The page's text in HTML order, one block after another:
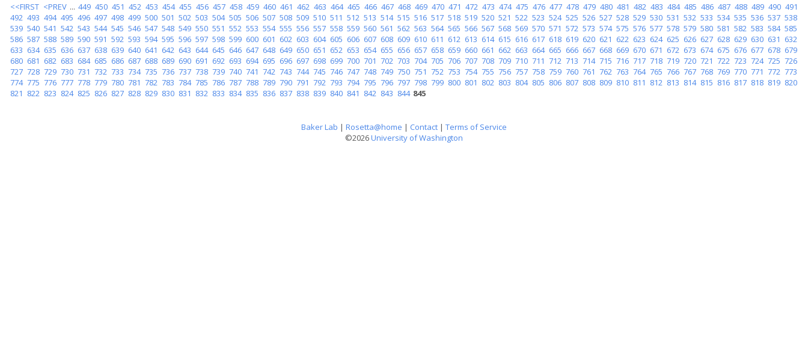
<<FIRST <PREV ... 449 450 451 452 453 454 455 456 457 458 459 460 461 462 463 464 465 466 467 468 469 470 471 472 473 474 475 476 477 478 479 480 481 482 483 484 485 486 487 488 489 490 491
492 493 494 495 496 497 498 499 500 501 502 503 504 505 506 507 508 509 510 511 512 513 514 515 516 517 518 519 520 521 522 523 524 525 526 527 528 529 530 531 532 533 534 535 536 537 538
539 540 541 542 543 544 545 546 547 548 549 550 551 552 553 554 555 556 557 558 559 560 561 562 563 564 565 566 567 568 569 570 571 572 573 574 575 576 577 578 579 580 581 582 583 584 585
586 587 588 589 590 591 592 593 594 595 596 597 598 599 600 601 602 603 604 605 606 607 608 609 610 611 612 613 614 615 616 617 618 619 620 621 622 623 624 625 626 627 628 629 630 631 632
633 634 635 636 637 638 639 640 641 642 643 644 645 646 647 648 649 650 651 652 653 654 655 656 657 658 659 660 661 662 663 664 665 666 667 668 669 670 671 672 673 674 675 676 677 678 679
680 681 682 683 684 685 686 687 688 689 690 691 692 693 694 695 696 697 698 699 700 701 702 703 704 705 706 707 708 709 710 711 712 713 714 715 716 717 718 719 720 721 722 723 724 725 726
727 728 729 730 731 732 733 734 735 736 737 738 739 740 741 742 743 744 745 746 747 748 749 750 751 752 753 754 755 756 757 758 759 760 761 762 763 764 765 766 767 768 769 770 771 772 773
774 775 776 777 778 779 780 781 782 783 784 785 786 787 788 789 790 791 792 793 794 795 796 797 798 799 800 801 802 803 804 805 806 807 808 809 810 811 812 813 814 815 816 817 818 819 820
821 822 823 824 825 826 827 828 829 830 831 832 833 834 835 836 837 838 839 840 841 842 843 844 845
Baker Lab | Rosetta@home | Contact | Terms of Service
©2026University of Washington